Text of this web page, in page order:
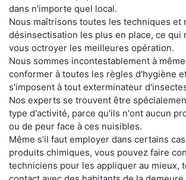
dans n'importe quel local.
Nous maîtrisons toutes les techniques et
désinsectisation les plus en place, ce qui
vous octroyer les meilleures opération.
Nous sommes incontestablement à
conformer à toutes les règles d'hygiène
s'imposent à tout exterminateur
Nos experts se trouvent être
type d'activité, parce qu'ils n'ont aucun
ou de peur face à ces nuisibles.
Même s'il faut employer dans certains
produits chimiques, vous pouvez faire
techniciens pour les appliquer au mieux,